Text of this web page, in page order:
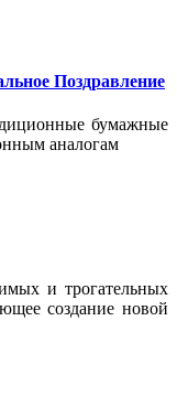
Поздравление
бумажные
аналогам
и трогательных
создание новой